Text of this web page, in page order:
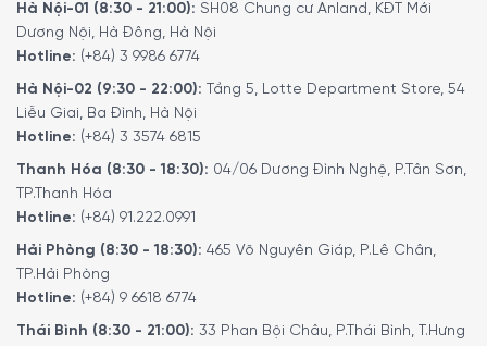
Hà Nội-01 (8:30 - 21:00): SH08 Chung cư Anland, KĐT Mới
Dương Nội, Hà Đông, Hà Nội
Hotline: (+84) 3 9986 6774
Hà Nội-02 (9:30 - 22:00): Tầng 5, Lotte Department Store, 54
Liễu Giai, Ba Đình, Hà Nội
Hotline: (+84) 3 3574 6815
Thanh Hóa (8:30 - 18:30): 04/06 Dương Đình Nghệ, P.Tân Sơn,
TP.Thanh Hóa
Hotline: (+84) 91.222.0991
Hải Phòng (8:30 - 18:30): 465 Võ Nguyên Giáp, P.Lê Chân,
TP.Hải Phòng
Hotline: (+84) 9 6618 6774
Thái Bình (8:30 - 21:00): 33 Phan Bội Châu, P.Thái Bình, T.Hưng